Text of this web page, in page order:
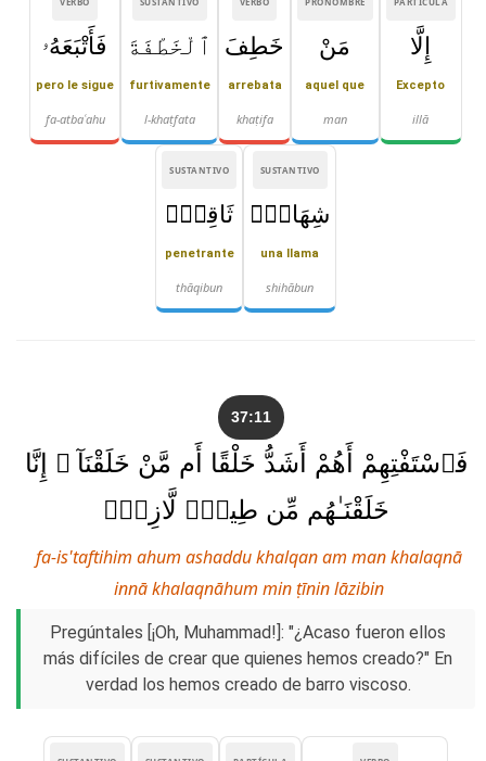
إِلَّا
Excepto
illā
مَنْ
aquel que
man
خَطِفَ
arrebata
khaṭifa
ٱلْخَطْفَةَ
furtivamente
l-khaṭfata
فَأَتْبَعَهُۥ
pero le sigue
fa-atbaʿahu
SUSTANTIVO
شِهَابٌۭ
una llama
shihābun
SUSTANTIVO
ثَاقِبٌۭ
penetrante
thāqibun
37:11
فَٱسْتَفْتِهِمْ أَهُمْ أَشَدُّ خَلْقًا أَم مَّنْ خَلَقْنَآ ۚ إِنَّا
خَلَقْنَـٰهُم مِّن طِينٍۢ لَّازِبٍۭ
fa-is'taftihim ahum ashaddu khalqan am man khalaqnā
innā khalaqnāhum min ṭīnin lāzibin
Pregúntales [¡Oh, Muhammad!]: "¿Acaso fueron ellos
más difíciles de crear que quienes hemos creado?" En
verdad los hemos creado de barro viscoso.